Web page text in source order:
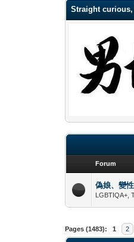
Straight curious,
Forum
偽娘、變
LGBTIQA+,
Pages (1483): 1 2